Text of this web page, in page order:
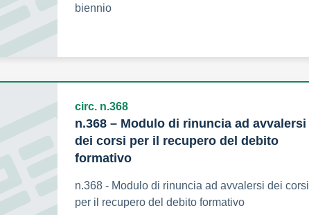
biennio
circ. n.368
n.368 – Modulo di rinuncia ad avvalersi
dei corsi per il recupero del debito
formativo
n.368 - Modulo di rinuncia ad avvalersi dei corsi
per il recupero del debito formativo